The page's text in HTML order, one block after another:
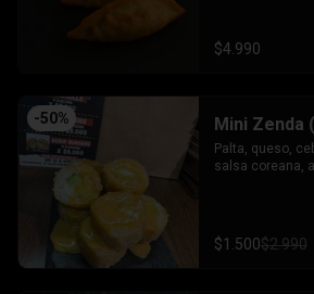
$4.990
-50% Mini Zenda
Palta, queso,
salsa coreana,
$1.500$2.990